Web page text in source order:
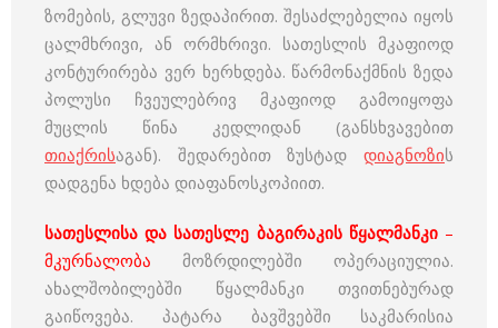
ზომების, გლუვი ზედაპირით. შესაძლებელია იყოს
ცალმხრივი, ან ორმხრივი. სათესლის მკაფიოდ
კონტურირება ვერ ხერხდება. წარმონაქმნის ზედა
პოლუსი ჩვეულებრივ მკაფიოდ გამოიყოფა
მუცლის წინა კედლიდან (განსხვავებით
თიაქრისაგან). შედარებით ზუსტად დიაგნოზის
დადგენა ხდება დიაფანოსკოპიით.
სათესლისა და სათესლე ბაგირაკის წყალმანკი–
მკურნალობა მოზრდილებში ოპერაციულია.
ახალშობილებში წყალმანკი თვითნებურად
გაიწოვება. პატარა ბავშვებში საკმარისია